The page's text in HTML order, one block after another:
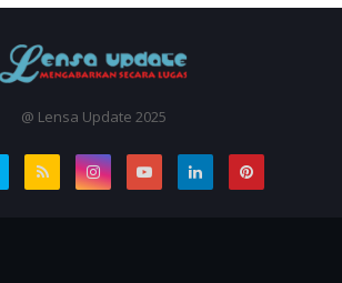
@ Lensa Update 2025